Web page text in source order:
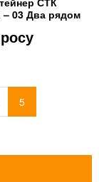
– 03 Два рядом
5